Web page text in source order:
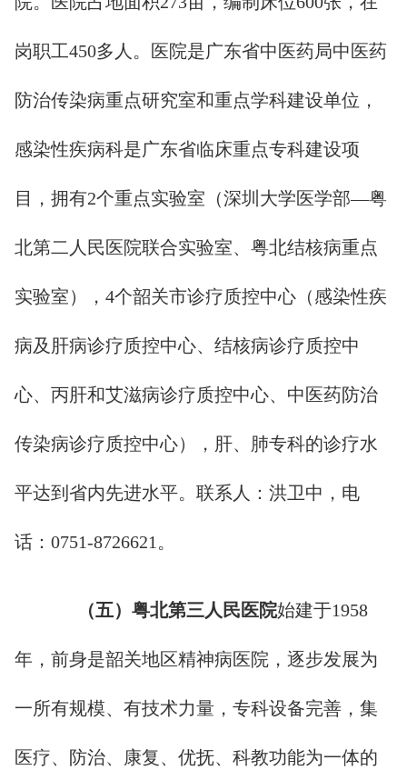
岗职工450多人。医院是广东省中医药局中医药
防治传染病重点研究室和重点学科建设单位，
感染性疾病科是广东省临床重点专科建设项
目，拥有2个重点实验室（深圳大学医学部—粤
北第二人民医院联合实验室、粤北结核病重点
实验室），4个韶关市诊疗质控中心（感染性疾
病及肝病诊疗质控中心、结核病诊疗质控中
心、丙肝和艾滋病诊疗质控中心、中医药防治
传染病诊疗质控中心），肝、肺专科的诊疗水
平达到省内先进水平。联系人：洪卫中，电
话：0751-8726621。
（五）粤北第三人民医院始建于1958
年，前身是韶关地区精神病医院，逐步发展为
一所有规模、有技术力量，专科设备完善，集
医疗、防治、康复、优抚、科教功能为一体的